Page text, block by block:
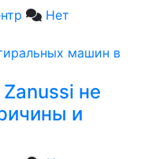
Нет
машин в
не
и